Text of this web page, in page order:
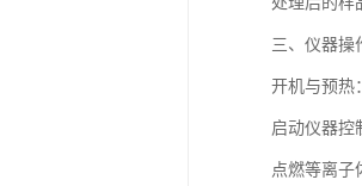
三、仪器操
开机与预热
启动仪器控
点燃等离子